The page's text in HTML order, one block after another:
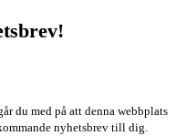
du med på att denna webbplats
nyhetsbrev till dig.